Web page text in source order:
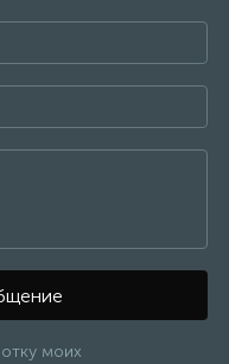
моих